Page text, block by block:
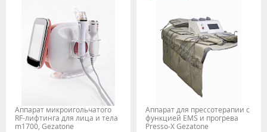
Аппарат микроигольчатого
RF-лифтинга для лица и тела
m1700, Gezatone
Аппарат для прессотерапии с
функцией EMS и прогрева
Presso-X Gezatone